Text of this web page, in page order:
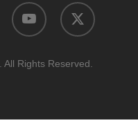
youtube
x-
twitter
Rights Reserved.